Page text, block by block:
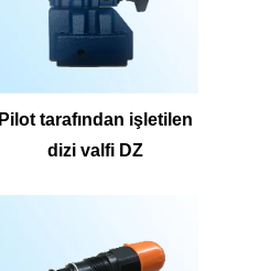
Pilot tarafından işletilen
dizi valfi DZ